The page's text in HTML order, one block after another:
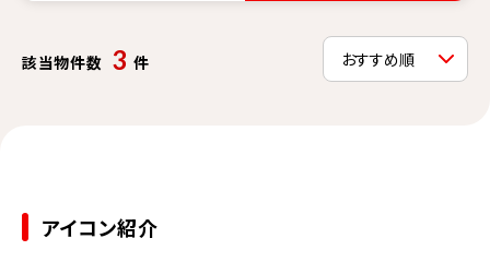
該当物件数 3 件
アイコン紹介